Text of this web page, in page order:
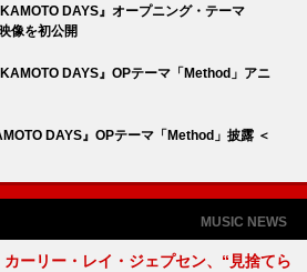
DAYS』オープニング・テーマ
像を初公開
DAYS』OPテーマ「Method」アニ
DAYS』OPテーマ「Method」披露 ＜
MUSIC NEWS
カーリー・レイ・ジェプセン、“見捨てら